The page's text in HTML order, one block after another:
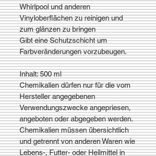
Whirlpool und anderen
Vinyloberflächen zu reinigen und
zum glänzen zu bringen
Gibt eine Schutzschicht um
Farbveränderungen vorzubeugen.
Inhalt: 500 ml
Chemikalien dürfen nur für die vom
Hersteller angegebenen
Verwendungszwecke angepriesen,
angeboten oder abgegeben werden.
Chemikalien müssen übersichtlich
und getrennt von anderen Waren wie
Lebens-, Futter- oder Heilmittel in